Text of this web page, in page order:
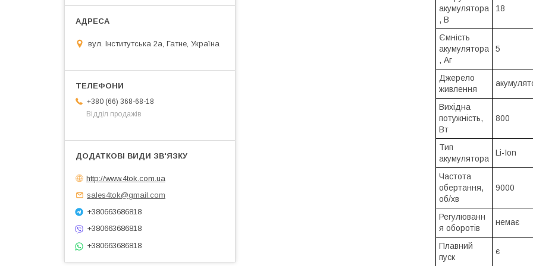
акумулятора
, В
18
Ємність
акумулятора
, Аг
5
Джерело
живлення
Вихідна
потужність,
Вт
800
Тип
акумулятора
Li-Ion
Частота
обертання,
об/хв
9000
Регулюванн
я оборотів
немає
Плавний
пуск
є
вул. Інститутська 2а, Гатне, Україна
+380 (66) 368-68-18
Відділ продажів
http://www.4tok.com.ua
sales4tok@gmail.com
+380663686818
+380663686818
+380663686818